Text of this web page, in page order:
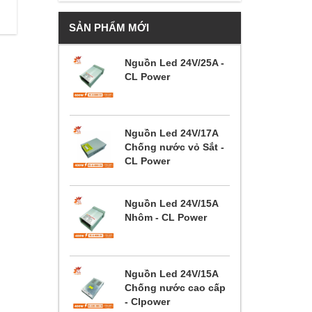
SẢN PHẨM MỚI
Nguồn Led 24V/25A -
CL Power
Nguồn Led 24V/17A
Chống nước vỏ Sắt -
CL Power
Nguồn Led 24V/15A
Nhôm - CL Power
Nguồn Led 24V/15A
Chống nước cao cấp
- Clpower